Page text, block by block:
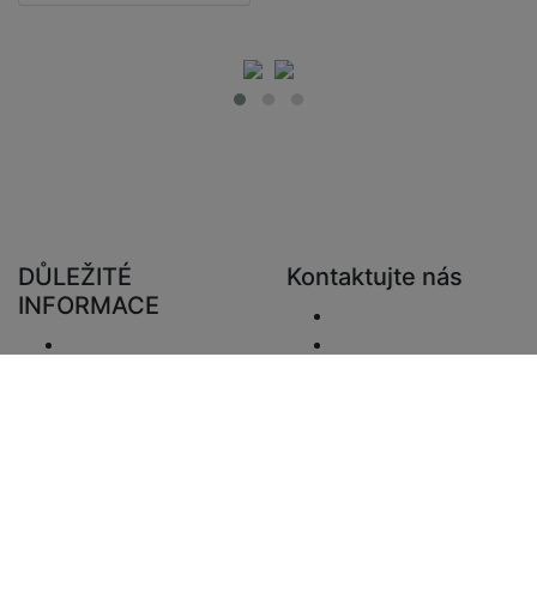
DŮLEŽITÉ
INFORMACE
Kontaktujte nás